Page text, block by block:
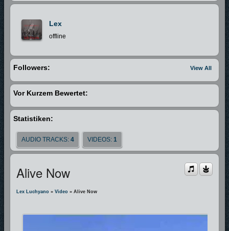
Lex
offline
View All
Followers:
Vor Kurzem Bewertet:
Statistiken:
AUDIO TRACKS: 4 VIDEOS: 1
Alive Now
Lex Luchyano » Video » Alive Now